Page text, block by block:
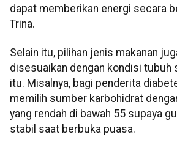
dapat memberikan energi secara
Trina.
Selain itu, pilihan jenis makanan
disesuaikan dengan kondisi tubuh
itu. Misalnya, bagi penderita
memilih sumber karbohidrat
yang rendah di bawah 55 supaya
stabil saat berbuka puasa.